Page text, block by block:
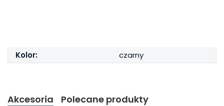
Kolor: czarny
Akcesoria Polecane produkty